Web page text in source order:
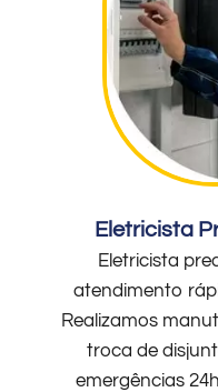
Eletricista
Eletricista
atendimento
Realizamos
troca de
emergências